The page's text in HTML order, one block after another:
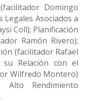
Domingo
Legales Asociados a
Coll); Planificación
Ramón Rivero);
(facilitador Rafael
su Relación con el
Wilfredo Montero)
Rendimiento